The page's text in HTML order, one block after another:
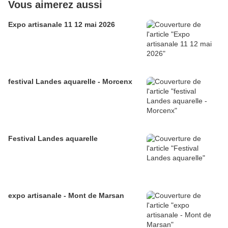
Vous aimerez aussi
Expo artisanale 11 12 mai 2026
festival Landes aquarelle - Morcenx
Festival Landes aquarelle
expo artisanale - Mont de Marsan